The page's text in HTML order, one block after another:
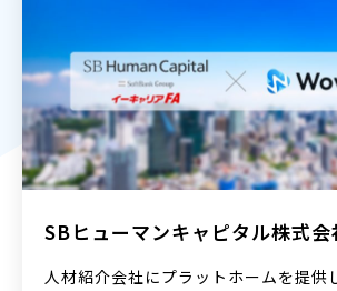
SBヒューマンキャピタル株式会
人材紹介会社にプラットホームを提供